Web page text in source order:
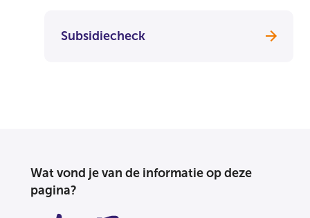
Subsidiecheck
Wat vond je van de informatie op deze
pagina?